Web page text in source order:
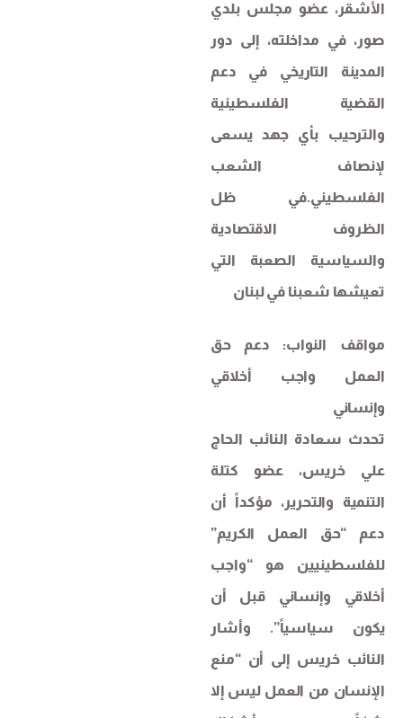
الأشقر، عضو مجلس بلدي
صور، في مداخلته، إلى دور
المدينة التاريخي في دعم
القضية الفلسطينية
والترحيب بأي جهد يسعى
لإنصاف الشعب
الفلسطيني.في ظل
الظروف الاقتصادية
والسياسية الصعبة التي
تعيشها شعبنا في لبنان
​مواقف النواب: دعم حق
العمل واجب أخلاقي
وإنساني
​تحدث سعادة النائب الحاج
علي خريس، عضو كتلة
التنمية والتحرير، مؤكداً أن
دعم “حق العمل الكريم”
للفلسطينيين هو “واجب
أخلاقي وإنساني قبل أن
يكون سياسياً”. وأشار
النائب خريس إلى أن “منع
الإنسان من العمل ليس إلا